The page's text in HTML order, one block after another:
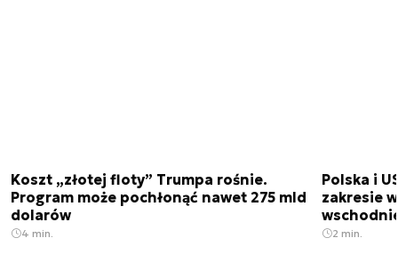
Koszt „złotej floty” Trumpa rośnie.
Program może pochłonąć nawet 275 mld
dolarów
4 min.
Polska i
zakresie
2 min.